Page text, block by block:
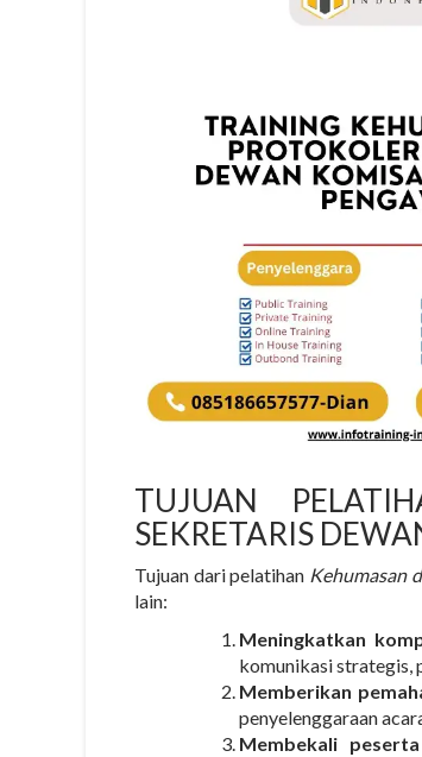
TUJUAN
SEKRETARIS
Tujuan dari pelatihan Kehumasan
lain:
Meningkatkan
komunikasi strategis,
Memberikan
penyelenggaraan
Membekali